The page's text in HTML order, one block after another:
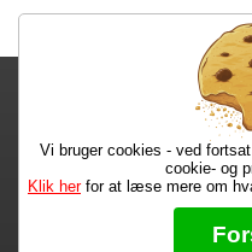
Fragtgebyret er DKK 59,95 •
Bestiller du i dag,
Max 50 kr.
Læs hvad vores
Vi bruger cookies - ved
cookie- og
Klik herfor at læse mere om